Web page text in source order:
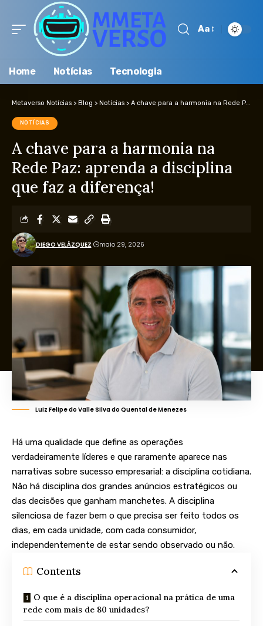
Aa
Home Notícias Tecnologia
Metaverso Notícias > Blog > Notícias > A chave para a harmonia na Rede Paz: aprenda a disciplina que faz a diferença!
NOTÍCIAS
A chave para a harmonia na
Rede Paz: aprenda a disciplina
que faz a diferença!
DIEGO VELÁZQUEZ maio 29, 2026
Luiz Felipe do Valle Silva do Quental de Menezes
Há uma qualidade que define as operações
verdadeiramente líderes e que raramente aparece nas
narrativas sobre sucesso empresarial: a disciplina cotidiana.
Não há disciplina dos grandes anúncios estratégicos ou
das decisões que ganham manchetes. A disciplina
silenciosa de fazer bem o que precisa ser feito todos os
dias, em cada unidade, com cada consumidor,
independentemente de estar sendo observado ou não.
Contents
O que é a disciplina operacional na prática de uma
rede com mais de 80 unidades?